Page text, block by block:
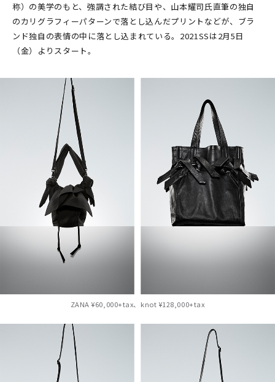
称）の美学のもと、強調された結び目や、山本耀司氏直筆の独自
のカリグラフィーパターンで落とし込んだプリントなどが、ブラ
ンド独自の表情の中に落とし込まれている。2021SSは2月5日
（金）よりスタート。
ZANA ¥60,000+tax、knot ¥128,000+tax